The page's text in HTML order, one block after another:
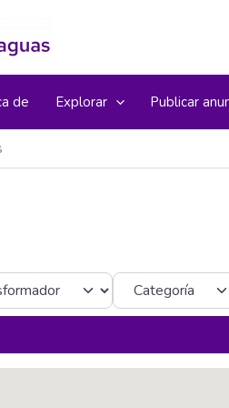
de Explorar Publicar
de búsquedaCategoría